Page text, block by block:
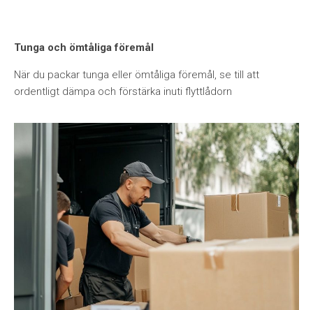
Tunga och ömtåliga föremål
När du packar tunga eller ömtåliga föremål, se till att
ordentligt dämpa och förstärka inuti flyttlådorn